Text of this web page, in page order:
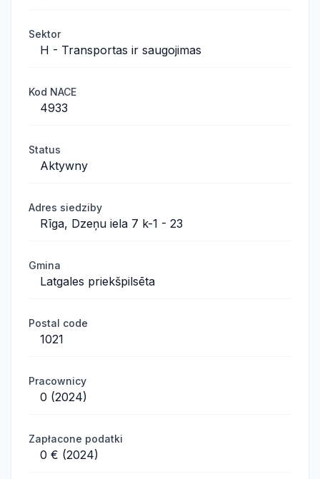
Sektor
H - Transportas ir saugojimas
Kod NACE
4933
Status
Aktywny
Adres siedziby
Rīga, Dzeņu iela 7 k-1 - 23
Gmina
Latgales priekšpilsēta
Postal code
1021
Pracownicy
0 (2024)
Zapłacone podatki
0 € (2024)